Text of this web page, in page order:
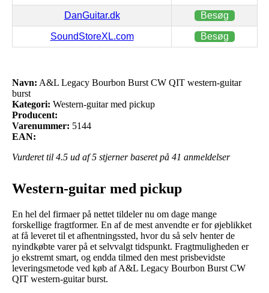
DanGuitar.dk Besøg
SoundStoreXL.com Besøg
Navn: A&L Legacy Bourbon Burst CW QIT western-guitar
burst
Kategori: Western-guitar med pickup
Producent:
Varenummer: 5144
EAN:
Vurderet til 4.5 ud af 5 stjerner baseret på 41 anmeldelser
Western-guitar med pickup
En hel del firmaer på nettet tildeler nu om dage mange
forskellige fragtformer. En af de mest anvendte er for øjeblikket
at få leveret til et afhentningssted, hvor du så selv henter de
nyindkøbte varer på et selvvalgt tidspunkt. Fragtmuligheden er
jo ekstremt smart, og endda tilmed den mest prisbevidste
leveringsmetode ved køb af A&L Legacy Bourbon Burst CW
QIT western-guitar burst.